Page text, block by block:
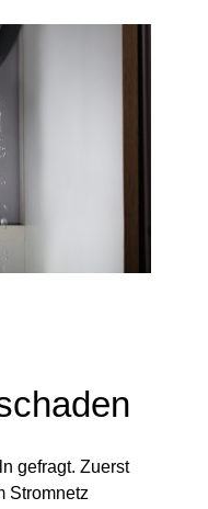
gefragt. Zuerst
Stromnetz